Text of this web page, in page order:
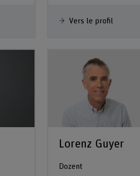
Vers le profil
Lorenz Guyer
Dozent